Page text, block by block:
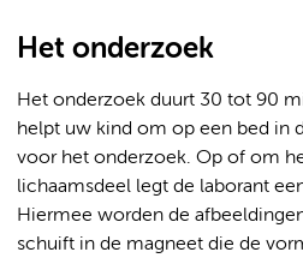
Het onderzoek
Het onderzoek duurt 30 tot 90
helpt uw kind om op een bed in
voor het onderzoek. Op of om
lichaamsdeel legt de laborant
Hiermee worden de
schuift in de magneet die de